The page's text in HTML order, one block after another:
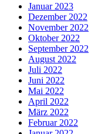
Januar 2023
Dezember 2022
November 2022
Oktober 2022
September 2022
August 2022
Juli 2022
Juni 2022
Mai 2022
April 2022
März 2022
Februar 2022